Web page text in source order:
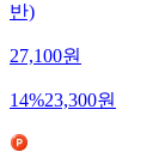
반)
27,100원
14%23,300원